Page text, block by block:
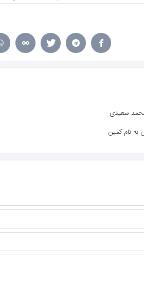
محمد سعیدی
به نام کمین